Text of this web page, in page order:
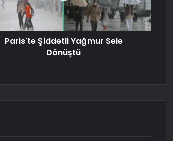
Paris'te Şiddetli Yağmur Sele
Dönüştü